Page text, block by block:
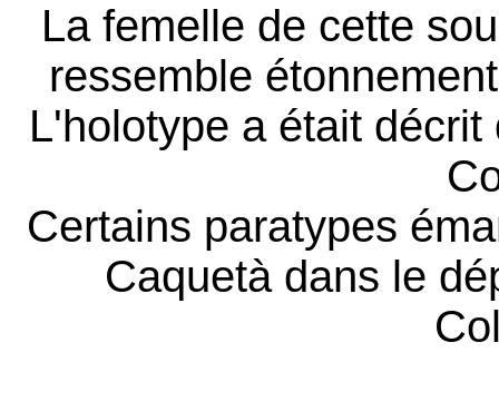
La femelle de cette
ressemble
L'holotype a était
Certains paratypes
Caquetà dans le